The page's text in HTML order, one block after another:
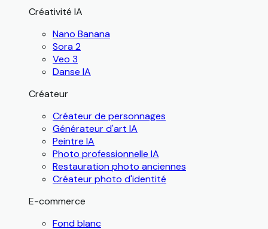
Créativité IA
Nano Banana
Sora 2
Veo 3
Danse IA
Créateur
Créateur de personnages
Générateur d'art IA
Peintre IA
Photo professionnelle IA
Restauration photo anciennes
Créateur photo d'identité
E-commerce
Fond blanc